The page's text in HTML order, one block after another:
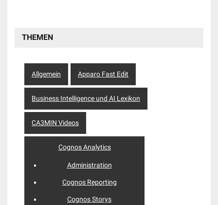
THEMEN
Allgemein Apparo Fast Edit
Business Intelligence und AI Lexikon
CA3MIN Videos
Cognos Analytics
Administration
Cognos Reporting
Cognos Storys